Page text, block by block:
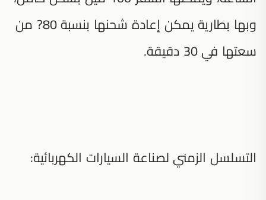
وبها بطارية يمكن إعادة شحنها بنسبة 80? من
سعتها في 30 دقيقة.
التسلسل الزمني لصناعة السيارات الكهربائية: